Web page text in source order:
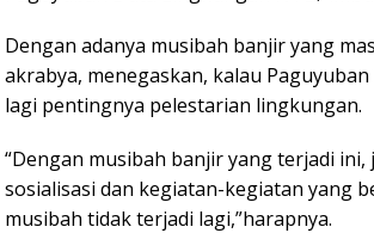
Dengan adanya musibah banjir yang
akrabya, menegaskan, kalau
lagi pentingnya pelestarian lingkungan.
“Dengan musibah banjir yang terjadi
sosialisasi dan kegiatan-kegiatan yang
musibah tidak terjadi lagi,”harapnya.